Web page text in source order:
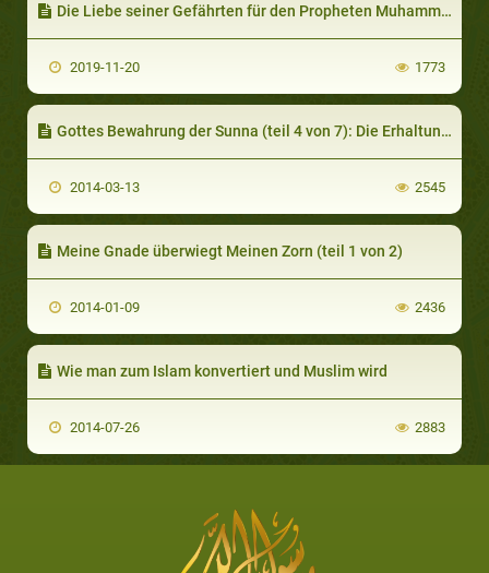
Die Liebe seiner Gefährten für den Propheten Muhammad (Teil 2 von 2): Unvergleichliche Hingabe
2019-11-20 1773
Gottes Bewahrung der Sunna (teil 4 von 7): Die Erhaltung des Isnad
2014-03-13 2545
Meine Gnade überwiegt Meinen Zorn (teil 1 von 2)
2014-01-09 2436
Wie man zum Islam konvertiert und Muslim wird
2014-07-26 2883